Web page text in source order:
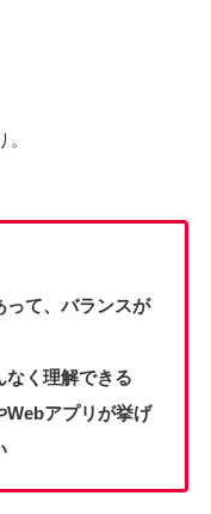
って、バランスが
なく理解できる
Webアプリが挙げ